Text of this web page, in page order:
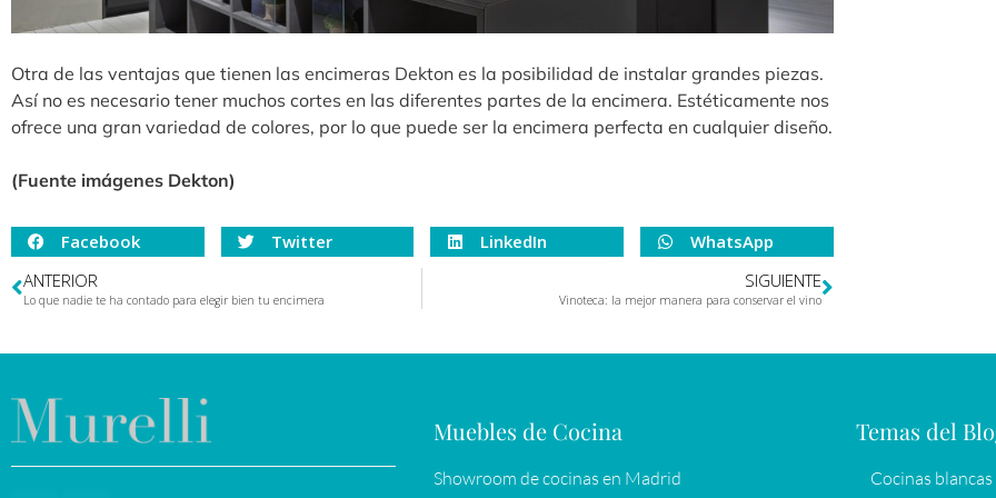
Otra de las ventajas que tienen las encimeras Dekton es la posibilidad de instalar grandes piezas.
Así no es necesario tener muchos cortes en las diferentes partes de la encimera. Estéticamente nos
ofrece una gran variedad de colores, por lo que puede ser la encimera perfecta en cualquier diseño.
(Fuente imágenes Dekton)
Facebook Twitter LinkedIn
WhatsApp
ANTERIOR
Lo que nadie te ha contado para elegir bien tu encimera
SIGUIENTE
Vinoteca: la mejor manera para conservar el vino
Muebles de Cocina
Showroom de cocinas en Madrid
Temas del
Cocinas blancas